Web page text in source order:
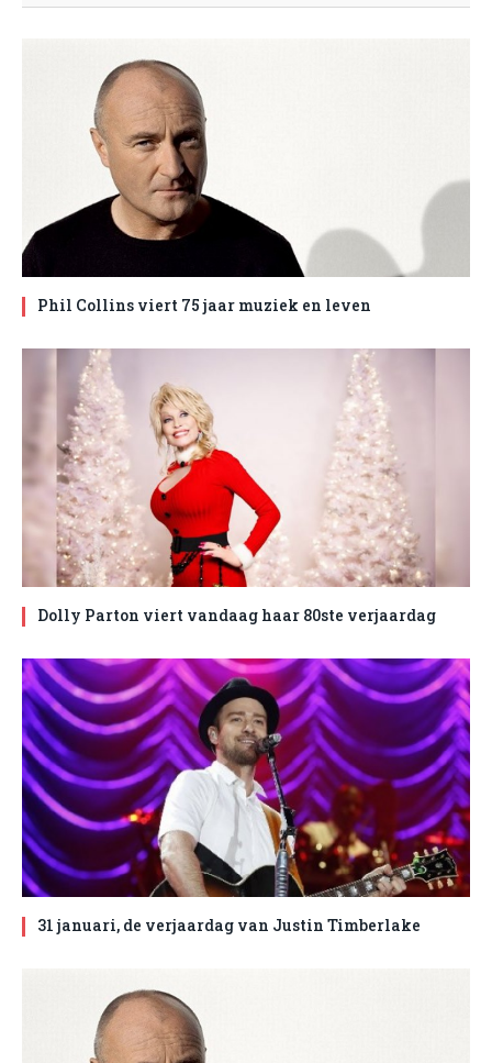
Phil Collins viert 75 jaar muziek en leven
Dolly Parton viert vandaag haar 80ste verjaardag
31 januari, de verjaardag van Justin Timberlake